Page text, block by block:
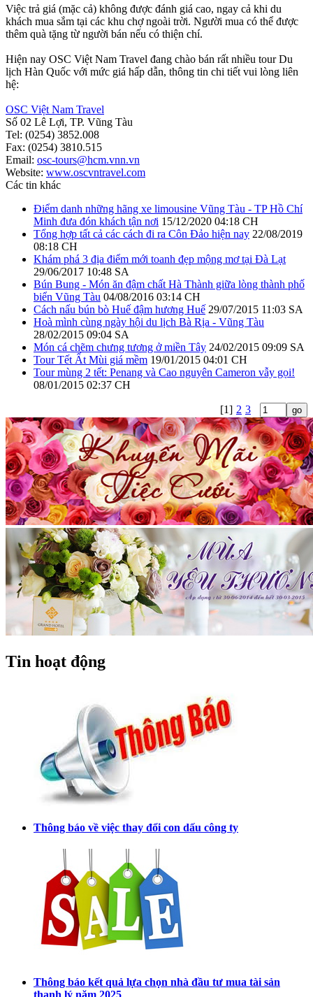
Việc trả giá (mặc cả) không được đánh giá cao, ngay cả khi du
khách mua sắm tại các khu chợ ngoài trời. Người mua có thể được
thêm quà tặng từ người bán nếu có thiện chí.
Hiện nay OSC Việt Nam Travel đang chào bán rất nhiều tour Du
lịch Hàn Quốc với mức giá hấp dẫn, thông tin chi tiết vui lòng liên
hệ:
OSC Việt Nam Travel
Số 02 Lê Lợi, TP. Vũng Tàu
Tel: (0254) 3852.008
Fax: (0254) 3810.515
Email: osc-tours@hcm.vnn.vn
Website: www.oscvntravel.com
Các tin khác
Điểm danh những hãng xe limousine Vũng Tàu - TP Hồ Chí
Minh đưa đón khách tận nơi 15/12/2020 04:18 CH
Tổng hợp tất cả các cách đi ra Côn Đảo hiện nay 22/08/2019
08:18 CH
Khám phá 3 địa điểm mới toanh đẹp mộng mơ tại Đà Lạt
29/06/2017 10:48 SA
Bún Bung - Món ăn đậm chất Hà Thành giữa lòng thành phố
biển Vũng Tàu 04/08/2016 03:14 CH
Cách nấu bún bò Huế đậm hương Huế 29/07/2015 11:03 SA
Hoà mình cùng ngày hội du lịch Bà Rịa - Vũng Tàu
28/02/2015 09:04 SA
Món cá chẽm chưng tương ở miền Tây 24/02/2015 09:09 SA
Tour Tết Ất Mùi giá mềm 19/01/2015 04:01 CH
Tour mùng 2 tết: Penang và Cao nguyên Cameron vẫy gọi!
08/01/2015 02:37 CH
[1] 2 3
Tin hoạt động
Thông báo về việc thay đổi con dấu công ty
Thông báo kết quả lựa chọn nhà đầu tư mua tài sản
thanh lý năm 2025